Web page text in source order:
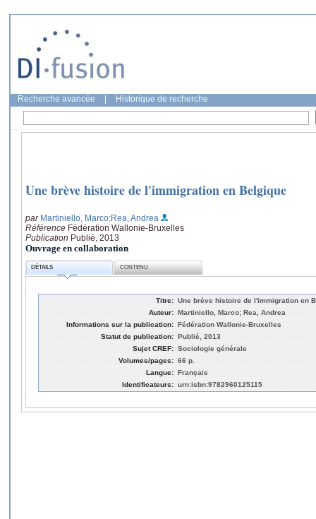
Recherche avancée Historique de recherche
Une brève histoire de l'immigration en Belgique
par Martiniello, Marco;Rea, Andrea
Référence Fédération Wallonie-Bruxelles
Publication Publié, 2013
Ouvrage en collaboration
DÉTAILS CONTENU
Titre: Une brève histoire de l'immigration en
Auteur: Martiniello, Marco; Rea, Andrea
Informations sur la publication: Fédération Wallonie-Bruxelles
Statut de publication: Publié, 2013
Sujet CREF: Sociologie générale
Volumes/pages: 66 p.
Langue: Français
Identificateurs: urn:isbn:9782960125115